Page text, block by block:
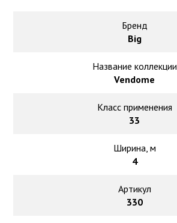
Ковролин под теплый пол
Бренд
Big
Название коллекции
Vendome
Класс применения
33
Ширина, м
4
Артикул
330